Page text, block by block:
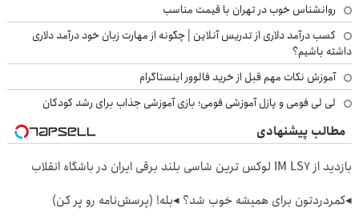
روانشناس خوب در تهران با قیمت مناسب
کسب درآمد دلاری از تدریس آنلاین | چگونه از مهارت زبان خود درآمد دلاری
داشته باشیم؟
آموزش نکات مهم قبل از خرید فالوور اینستاگرام
لی لی فومی و پازل آموزشی فومی؛ بازی آموزشی جذاب برای رشد کودکان
مطالب پیشنهادی
بازدید از IM LS7 لوکس ترین شاسی بلند برقی ایران در باشگاه انقلاب
◂کمردردتون برای همیشه خوب شد؟ ◂بله! (پرسش‌نامه رو پر کن)